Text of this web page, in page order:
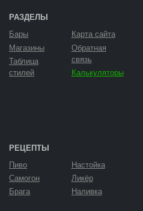
РАЗДЕЛЫ
Бары
Магазины
Таблица
стилей
Карта сайта
Обратная
связь
Калькуляторы
РЕЦЕПТЫ
Пиво
Самогон
Брага
Настойка
Ликёр
Наливка